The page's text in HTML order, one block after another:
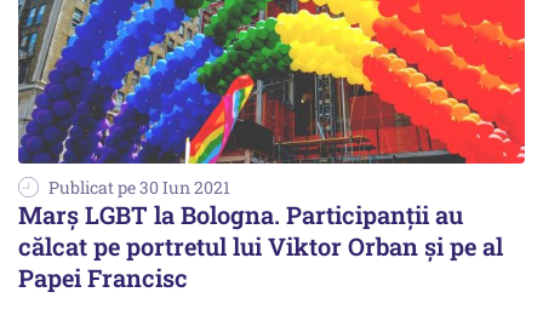
Publicat pe 30 Iun 2021
Marș LGBT la Bologna. Participanții au
călcat pe portretul lui Viktor Orban și pe al
Papei Francisc